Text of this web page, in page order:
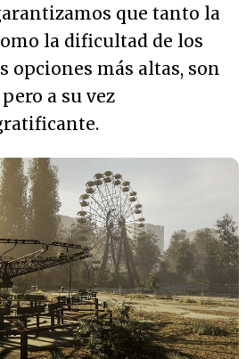
que tanto la
la dificultad de los
opciones más altas, son
a su vez